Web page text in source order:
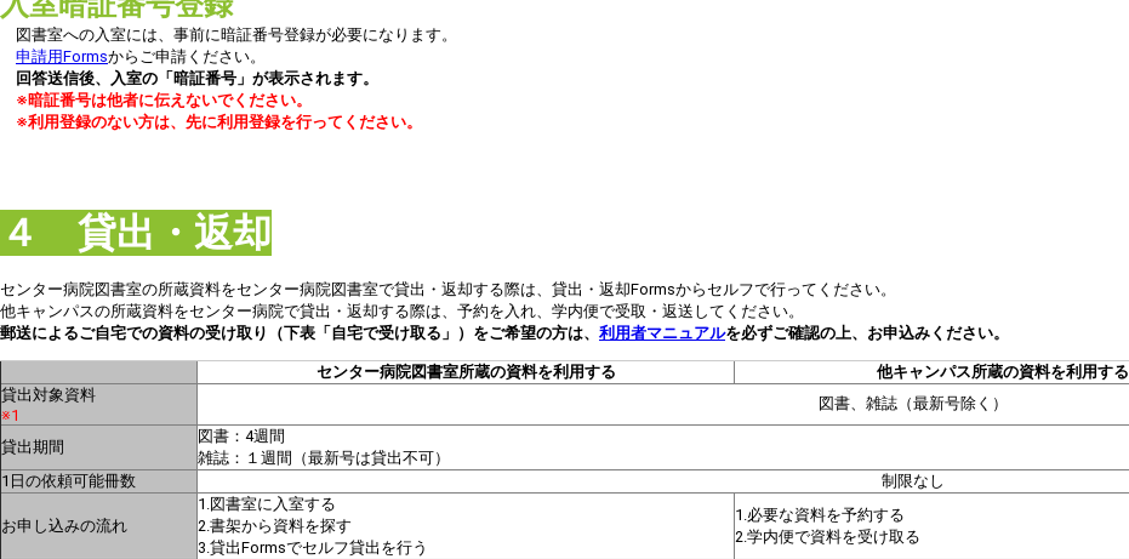
図書室への入室には、事前に暗証番号登録が必要になります。
申請用Formsからご申請ください。
回答送信後、入室の「暗証番号」が表示されます。
※暗証番号は他者に伝えないでください。
※利用登録のない方は、先に利用登録を行ってください。
４ 貸出・返却
センター病院図書室の所蔵資料をセンター病院図書室で貸出・返却する際は、貸出・返却Formsからセルフで行ってください。
他キャンパスの所蔵資料をセンター病院で貸出・返却する際は、予約を入れ、学内便で受取・返送してください。
郵送によるご自宅での資料の受け取り（下表「自宅で受け取る」）をご希望の方は、 利用者マニュアルを必ずご確認の上、お申込みください。
センター病院図書室所蔵の資料を利用する 他キャンパス所蔵の資料を利用する
貸出対象資料
※1
図書、雑誌（最新号除く）
貸出期間
図書：4週間
雑誌：１週間（最新号は貸出不可）
1日の依頼可能冊数
制限なし
お申し込みの流れ
1.図書室に入室する
2.書架から資料を探す
3.貸出Formsでセルフ貸出を行う
1.必要な資料を予約する
2.学内便で資料を受け取る